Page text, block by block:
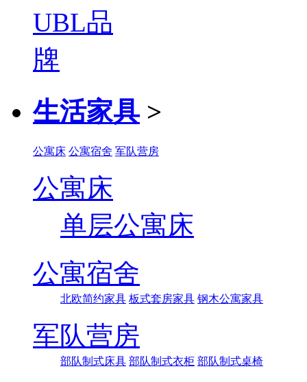
生活家具 >
公寓床 公寓宿舍 军队营房
公寓床
单层公寓床
公寓宿舍
北欧简约家具 板式套房家具 钢木公寓家具
军队营房
部队制式床具 部队制式衣柜 部队制式桌椅